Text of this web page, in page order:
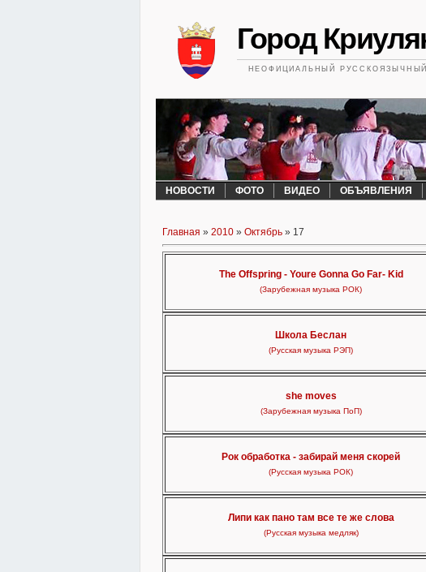
Город
НЕОФИЦИАЛЬНЫЙ
НОВОСТИ ФОТО ВИДЕО ОБЪЯВЛЕНИЯ
Главная » 2010 » Октябрь » 17
The Offspring - Youre Gonna Go Far- Kid
(Зарубежная музыка РОК)
Школа Беслан
(Русская музыка РЭП)
she moves
(Зарубежная музыка ПоП)
Рок обработка - забирай меня скорей
(Русская музыка РОК)
Липи как пано там все те же слова
(Русская музыка медляк)